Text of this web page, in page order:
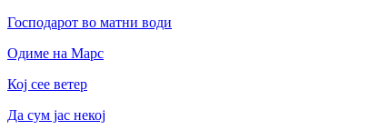
Господарот во матни води
Одиме на Марс
Кој сее ветер
Да сум јас некој